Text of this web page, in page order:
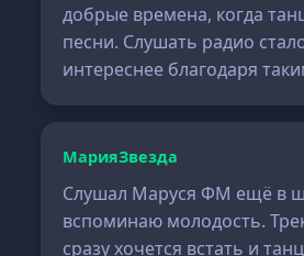
добрые времена, когда
песни. Слушать радио
интереснее благодаря
МарияЗвезда
Слушал Маруся ФМ ещё в
вспоминаю молодость.
сразу хочется встать и